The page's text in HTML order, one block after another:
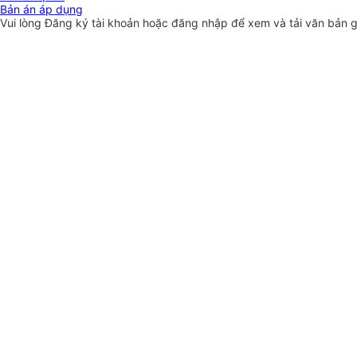
Bản án áp dụng
Vui lòngĐăng ký tài khoản hoặc đăng nhập để xem và tải văn bản